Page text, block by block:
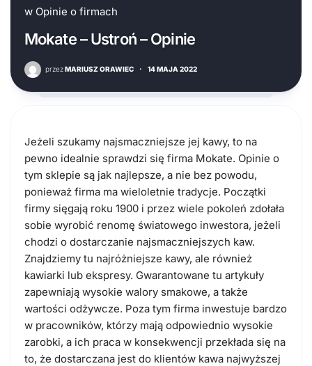
w Opinie o firmach
Mokate – Ustroń – Opinie
przezMARIUSZ ORAWIEC · 14 MAJA 2022
Jeżeli szukamy najsmaczniejsze jej kawy, to na
pewno idealnie sprawdzi się firma Mokate. Opinie o
tym sklepie są jak najlepsze, a nie bez powodu,
ponieważ firma ma wieloletnie tradycje. Początki
firmy sięgają roku 1900 i przez wiele pokoleń zdołała
sobie wyrobić renomę światowego inwestora, jeżeli
chodzi o dostarczanie najsmaczniejszych kaw.
Znajdziemy tu najróżniejsze kawy, ale również
kawiarki lub ekspresy. Gwarantowane tu artykuły
zapewniają wysokie walory smakowe, a także
wartości odżywcze. Poza tym firma inwestuje bardzo
w pracowników, którzy mają odpowiednio wysokie
zarobki, a ich praca w konsekwencji przekłada się na
to, że dostarczana jest do klientów kawa najwyższej